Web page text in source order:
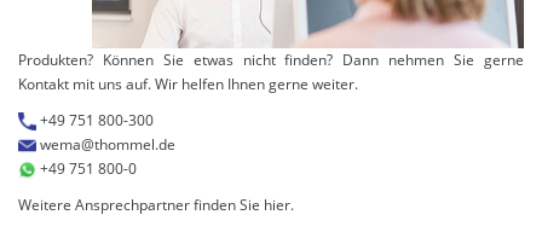
Produkten? Können Sie etwas nicht finden? Dann nehmen Sie gerne
Kontakt mit uns auf. Wir helfen Ihnen gerne weiter.
+49 751 800-300
wema@thommel.de
+49 751 800-0
Weitere Ansprechpartner finden Sie hier.